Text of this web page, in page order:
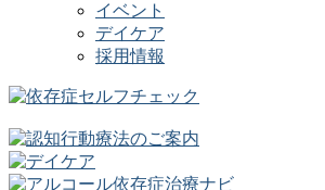
イベント
デイケア
採用情報